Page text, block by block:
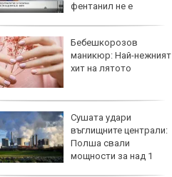
фентанил не е
Бебешкорозов
маникюр: Най-нежният
хит на лятото
Сушата удари
въглищните централи:
Полша свали
мощности за над 1